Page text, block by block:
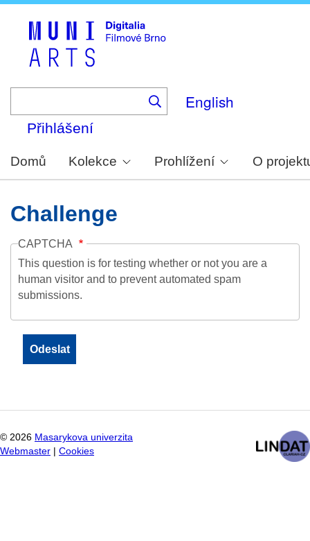
English
Přihlášení
Domů Kolekce Prohlížení O
Challenge
CAPTCHA
This question is for testing whether or not you are a
human visitor and to prevent automated spam
submissions.
© 2026 Masarykova univerzita
Webmaster
Cookies